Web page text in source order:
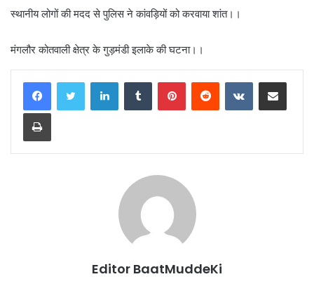
स्थानीय लोगों की मदद से पुलिस ने कांवड़ियों को करवाया शांत।।
मंगलौर कोतवाली क्षेत्र के गुड़मंडी इलाके की घटना।।
LinkedInTumblr PinterestReddit VKontakteShare via Email
Print
Editor BaatMuddeKi